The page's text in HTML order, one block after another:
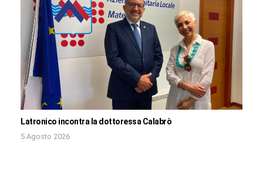
Latronico incontra la dottoressa Calabrò
5 Agosto 2026